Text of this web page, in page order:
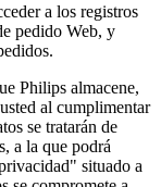
a los registros
pedido Web, y
Philips almacene,
al cumplimentar
se tratarán de
a la que podrá
situado a